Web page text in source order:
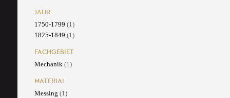
JAHR
1750-1799 (1)
1825-1849 (1)
FACHGEBIET
Mechanik (1)
MATERIAL
Messing (1)